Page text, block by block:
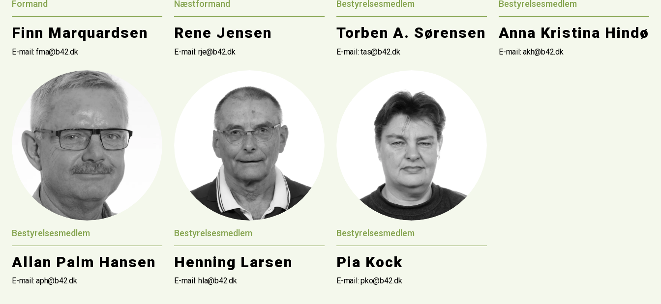
Formand
Finn Marquardsen
E-mail: fma@b42.dk
Næstformand
Rene Jensen
E-mail: rje@b42.dk
Bestyrelsesmedlem
Torben A. Sørensen
E-mail: tas@b42.dk
Bestyrelsesmedlem
Anna Kristina Hindø
E-mail: akh@b42.dk
Bestyrelsesmedlem
Allan Palm Hansen
E-mail: aph@b42.dk
Bestyrelsesmedlem
Henning Larsen
E-mail: hla@b42.dk
Bestyrelsesmedlem
Pia Kock
E-mail: pko@b42.dk